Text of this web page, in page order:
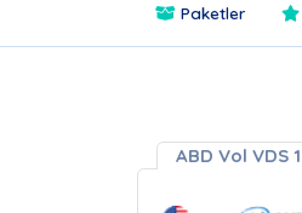
Paketler
ABD Vol VDS 1